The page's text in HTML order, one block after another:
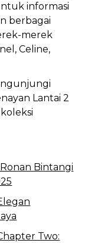
informasi
berbagai
merek
Celine,
Lantai 2
Bintangi
Two: